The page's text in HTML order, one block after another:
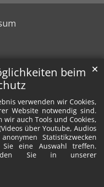
beim
verwenden wir Cookies,
Website notwendig sind.
auch Tools und Cookies,
über Youtube, Audios
Statistikzwecken
eine Auswahl treffen.
Sie in unserer
✕